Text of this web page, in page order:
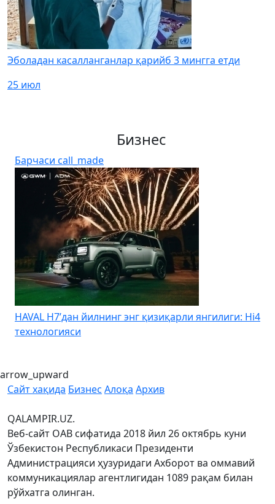
Эболадан касалланганлар қарийб 3 мингга етди
25 июл
Бизнес
Барчаси call_made
HAVAL H7’дан йилнинг энг қизиқарли янгилиги: Hi4
технологияси
arrow_upward
Сайт хақида Бизнес Алоқа Архив
QALAMPIR.UZ.
Веб-сайт ОАВ сифатида 2018 йил 26 октябрь куни
Ўзбекистон Республикаси Президенти
Администрацияси ҳузуридаги Ахборот ва оммавий
коммуникациялар агентлигидан 1089 рақам билан
рўйхатга олинган.